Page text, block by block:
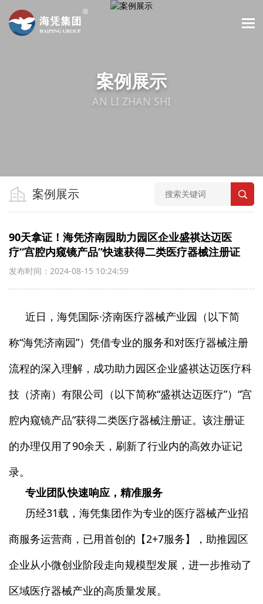
案例展示
AN LI ZHAN SHI
案例展示
90天拿证！海凭济南园助力园区企业盛祺达迈医
疗“宫腔内窥镜产品”快速获得二类医疗器械注册证
发布时间：2024-08-15 10:24:59
近日，海凭国际·济南医疗器械产业园（以下简
称“海凭济南园”）凭借专业的服务和对医疗器械注册
流程的深入理解，成功助力园区企业盛祺达迈医疗科
技（济南）有限公司（以下简称“盛祺达迈医疗”）“宫
腔内窥镜产品”获得二类医疗器械注册证。该注册证
的办理仅用了90余天，刷新了行业内的高效办证记
录。
专业团队快速响应，精准服务
历经31载，海凭集团作为专业的医疗器械产业招
商服务运营商，已用首创的【2+7服务】，助推园区
企业从小微创业阶段走向规模型发展，进一步推动了
区域医疗器械产业的高质量发展。